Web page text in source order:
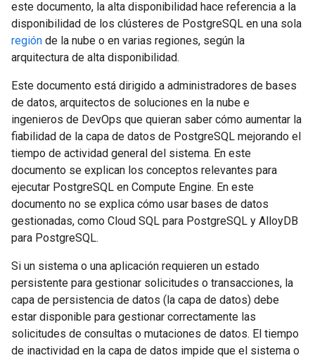
este documento, la alta disponibilidad hace referencia a la
disponibilidad de los clústeres de PostgreSQL en una sola
región de la nube o en varias regiones, según la
arquitectura de alta disponibilidad.
Este documento está dirigido a administradores de bases
de datos, arquitectos de soluciones en la nube e
ingenieros de DevOps que quieran saber cómo aumentar la
fiabilidad de la capa de datos de PostgreSQL mejorando el
tiempo de actividad general del sistema. En este
documento se explican los conceptos relevantes para
ejecutar PostgreSQL en Compute Engine. En este
documento no se explica cómo usar bases de datos
gestionadas, como Cloud SQL para PostgreSQL y AlloyDB
para PostgreSQL.
Si un sistema o una aplicación requieren un estado
persistente para gestionar solicitudes o transacciones, la
capa de persistencia de datos (la capa de datos) debe
estar disponible para gestionar correctamente las
solicitudes de consultas o mutaciones de datos. El tiempo
de inactividad en la capa de datos impide que el sistema o